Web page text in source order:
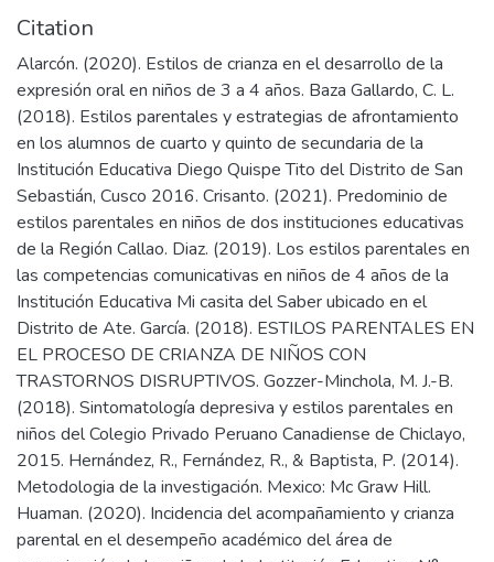
Citation
Alarcón. (2020). Estilos de crianza en el desarrollo de la
expresión oral en niños de 3 a 4 años. Baza Gallardo, C. L.
(2018). Estilos parentales y estrategias de afrontamiento
en los alumnos de cuarto y quinto de secundaria de la
Institución Educativa Diego Quispe Tito del Distrito de San
Sebastián, Cusco 2016. Crisanto. (2021). Predominio de
estilos parentales en niños de dos instituciones educativas
de la Región Callao. Diaz. (2019). Los estilos parentales en
las competencias comunicativas en niños de 4 años de la
Institución Educativa Mi casita del Saber ubicado en el
Distrito de Ate. García. (2018). ESTILOS PARENTALES EN
EL PROCESO DE CRIANZA DE NIÑOS CON
TRASTORNOS DISRUPTIVOS. Gozzer-Minchola, M. J.-B.
(2018). Sintomatología depresiva y estilos parentales en
niños del Colegio Privado Peruano Canadiense de Chiclayo,
2015. Hernández, R., Fernández, R., & Baptista, P. (2014).
Metodologia de la investigación. Mexico: Mc Graw Hill.
Huaman. (2020). Incidencia del acompañamiento y crianza
parental en el desempeño académico del área de